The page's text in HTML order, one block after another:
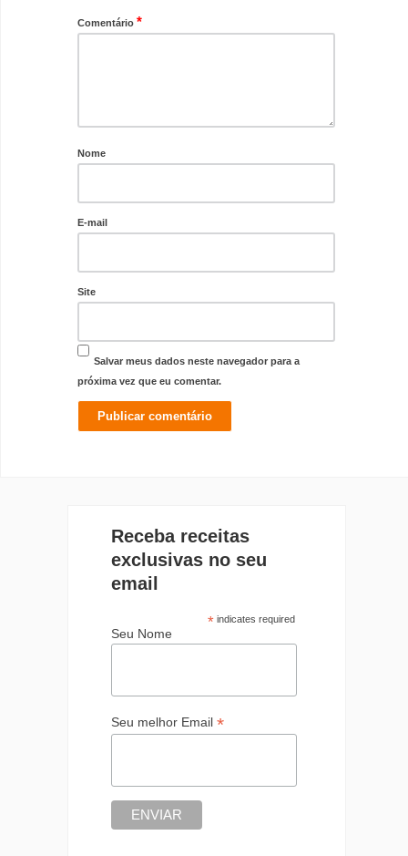
Comentário *
Nome
E-mail
Site
Salvar meus dados neste navegador para a
próxima vez que eu comentar.
Receba receitas
exclusivas no seu
email
*indicates required
Seu Nome
Seu melhor Email *